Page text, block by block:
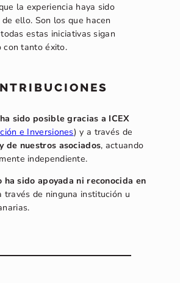
la experiencia haya sido
ello. Son los que hacen
estas iniciativas sigan
con tanto éxito.
ha sido posible gracias a ICEX
e Inversiones) y a través de
de nuestros asociados, actuando
independiente.
ha sido apoyada ni reconocida en
través de ninguna institución u